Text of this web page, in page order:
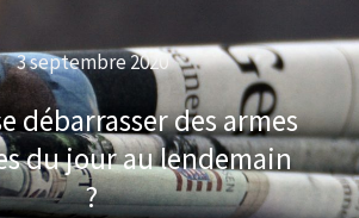
3 septembre 2020
débarrasser des armes
du jour au lendemain
?